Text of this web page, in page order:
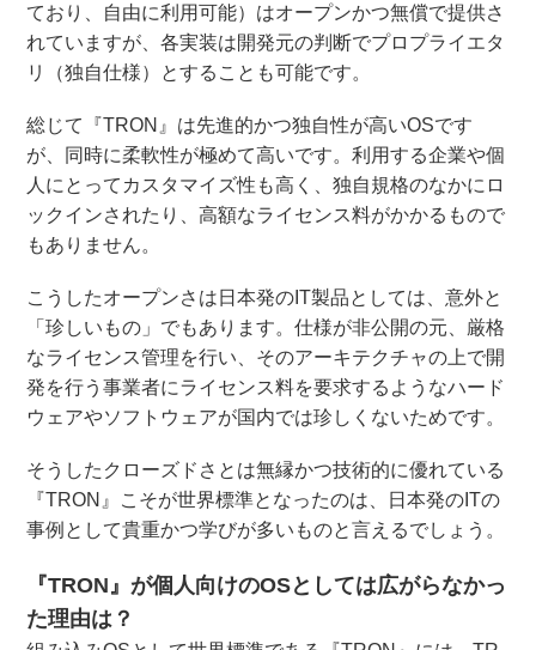
ており、自由に利用可能）はオープンかつ無償で提供さ
れていますが、各実装は開発元の判断でプロプライエタ
リ（独自仕様）とすることも可能です。
総じて『TRON』は先進的かつ独自性が高いOSです
が、同時に柔軟性が極めて高いです。利用する企業や個
人にとってカスタマイズ性も高く、独自規格のなかにロ
ックインされたり、高額なライセンス料がかかるもので
もありません。
こうしたオープンさは日本発のIT製品としては、意外と
「珍しいもの」でもあります。仕様が非公開の元、厳格
なライセンス管理を行い、そのアーキテクチャの上で開
発を行う事業者にライセンス料を要求するようなハード
ウェアやソフトウェアが国内では珍しくないためです。
そうしたクローズドさとは無縁かつ技術的に優れている
『TRON』こそが世界標準となったのは、日本発のITの
事例として貴重かつ学びが多いものと言えるでしょう。
『TRON』が個人向けのOSとしては広がらなかっ
た理由は？